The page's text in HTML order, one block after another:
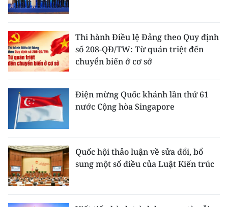
Thi hành Điều lệ Đảng theo Quy định
số 208-QĐ/TW: Từ quán triệt đến
chuyển biến ở cơ sở
Điện mừng Quốc khánh lần thứ 61
nước Cộng hòa Singapore
Quốc hội thảo luận về sửa đổi, bổ
sung một số điều của Luật Kiến trúc